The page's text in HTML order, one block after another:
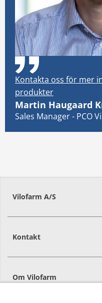
Kontakta oss för mer
produkter
Martin Haugaard
Sales Manager - PCO
Vilofarm A/S
Kontakt
Om Vilofarm